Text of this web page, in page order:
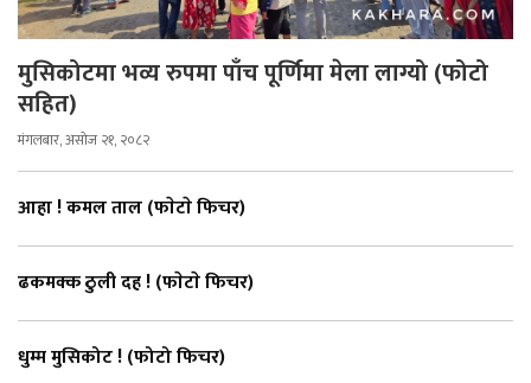
मुसिकोटमा भव्य रुपमा पाँच पूर्णिमा मेला लाग्यो (फोटो
सहित)
मंगलबार, असोज २१, २०८२
आहा ! कमल ताल (फाेटाे फिचर)
ढकमक्क ठुली दह ! (फाेटाे फिचर)
धुम्म मुसिकोट ! (फोटो फिचर)